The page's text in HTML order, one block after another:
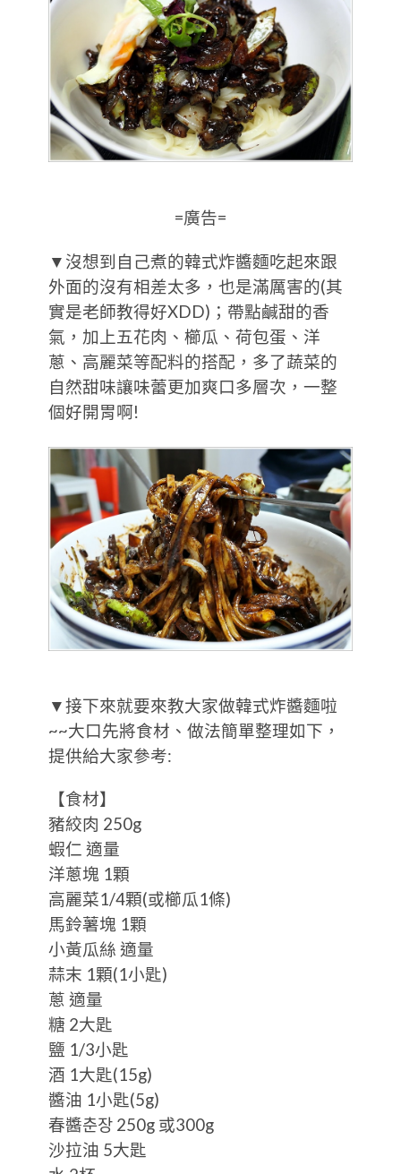
=廣告=
▼沒想到自己煮的韓式炸醬麵吃起來跟
外面的沒有相差太多，也是滿厲害的(其
實是老師教得好XDD)；帶點鹹甜的香
氣，加上五花肉、櫛瓜、荷包蛋、洋
蔥、高麗菜等配料的搭配，多了蔬菜的
自然甜味讓味蕾更加爽口多層次，一整
個好開胃啊!
▼接下來就要來教大家做韓式炸醬麵啦
~~大口先將食材、做法簡單整理如下，
提供給大家參考:
【食材】
豬絞肉 250g
蝦仁 適量
洋蔥塊 1顆
高麗菜1/4顆(或櫛瓜1條)
馬鈴薯塊 1顆
小黃瓜絲 適量
蒜末 1顆(1小匙)
蔥 適量
糖 2大匙
鹽 1/3小匙
酒 1大匙(15g)
醬油 1小匙(5g)
春醬춘장 250g 或300g
沙拉油 5大匙